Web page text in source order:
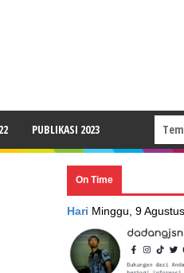
PUBLIKASI 2023
On Time
Hari Minggu, 9